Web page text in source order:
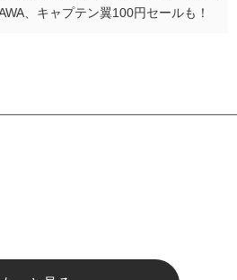
、キャプテン翼100円セールも！